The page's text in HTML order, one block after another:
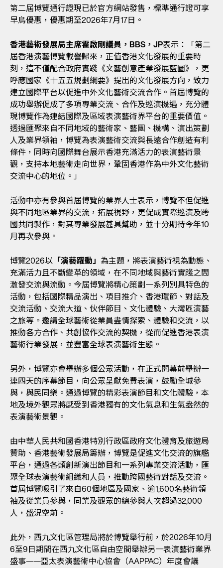
第二屆博覽通行證現已於官方網站發售，標準通行證可享
早鳥優惠，優惠期至2026年7月17日。
香港藝術發展局主席霍啟剛議員，BBS，JP表示：「第二
屆香港演藝博覽載譽歸來，正值香港文化發展的重要時
刻，這不僅配合政府實踐《文藝創意產業發展藍圖》，更
呼應國家《十五五規劃綱要》提出的文化發展方向，致力
建立國際平台以促進中外文化藝術交流合作。首屆博覽的
成功舉辦促成了多項專業交流、合作及巡演機遇，充分體
現博覽作為連結國際及區域表演藝術界平台的重要價值。
透過匯聚來自不同地域的藝術家、藝團、機構、演出策劃
人及業界領袖，博覽為表演藝術交流與長遠合作創造有利
條件，同時向國際舞台展示香港充滿活力的表演藝術景
觀，支持本地藝術走向世界，鞏固香港作為中外文化藝術
交流中心的地位。」
活動中亦有參與首屆博覽的業界人士表示，博覽不但促進
與不同地區業界的交流，拓展視野，更促成實際巡演及跨
國共同製作，對其專業發展甚具幫助，並十分期待今年10
月再次參與。
博覽2026以 「演藝躍動」 為主題，將表演藝術視為動態、
充滿活力且不斷變革的領域，在不同地域與藝術實踐之間
激發交流與流動。今屆博覽將精心策劃一系列別具特色的
活動，包括國際精品演出、項目推介、香港環節、對話及
交流活動、交流大道、伙伴節目、文化體驗、大灣區演藝
之旅等。邀請全球藝術從業員盡情探索、體驗和交流，以
推動各方合作、共創協作交流的契機，從而促進香港表演
藝術行業發展，並豐富全球表演藝術生態。
另外，博覽亦會舉辦多個公眾活動，在正式開幕前舉辦一
連四天的序幕節目，向公眾呈獻免費表演，鼓勵全城參
與，與民同樂。通過博覽的精彩表演節目和文化體驗，本
地及境外觀眾將感受到香港獨有的文化氣息和生氣盎然的
表演藝術景觀。
由中華人民共和國香港特別行政區政府文化體育及旅遊局
贊助、香港藝術發展局籌辦，博覽是促進文化交流的旗艦
平台，通過各類創新演出節目和一系列專業交流活動，匯
聚全球表演藝術組織和人員，推動跨國藝術對話及交流。
首屆博覽吸引了來自60個地區及國家、逾1,600名藝術領
袖及從業員參與，同業及觀眾的總參與人次超過32,000
人，盛況空前。
此外，西九文化區管理局將於博覽舉行前，於2026年10月
6至9日期間在西九文化區自由空間舉辦另一表演藝術業界
盛事——亞太表演藝術中心協會（AAPPAC）年度會議